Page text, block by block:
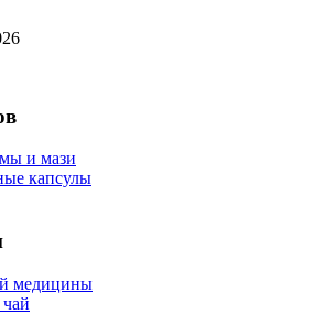
и мази
капсулы
медицины